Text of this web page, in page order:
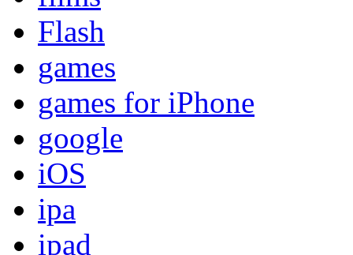
Flash
games
games for iPhone
google
iOS
ipa
ipad